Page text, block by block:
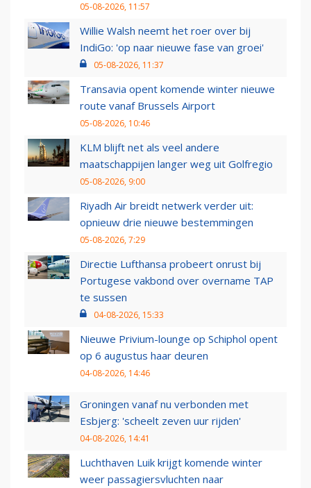
05-08-2026, 11:57
Willie Walsh neemt het roer over bij
IndiGo: 'op naar nieuwe fase van groei'
05-08-2026, 11:37
Transavia opent komende winter nieuwe
route vanaf Brussels Airport
05-08-2026, 10:46
KLM blijft net als veel andere
maatschappijen langer weg uit Golfregio
05-08-2026, 9:00
Riyadh Air breidt netwerk verder uit:
opnieuw drie nieuwe bestemmingen
05-08-2026, 7:29
Directie Lufthansa probeert onrust bij
Portugese vakbond over overname TAP
te sussen
04-08-2026, 15:33
Nieuwe Privium-lounge op Schiphol opent
op 6 augustus haar deuren
04-08-2026, 14:46
Groningen vanaf nu verbonden met
Esbjerg: 'scheelt zeven uur rijden'
04-08-2026, 14:41
Luchthaven Luik krijgt komende winter
weer passagiersvluchten naar